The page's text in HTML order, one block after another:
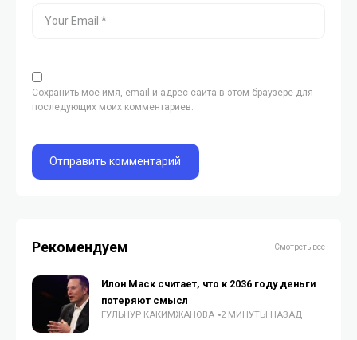
Сохранить моё имя, email и адрес сайта в этом браузере для
последующих моих комментариев.
Рекомендуем Смотреть все
Илон Маск считает, что к 2036 году деньги
потеряют смысл
ГУЛЬНУР КАКИМЖАНОВА 2 МИНУТЫ НАЗАД